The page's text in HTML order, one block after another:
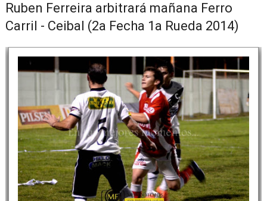
Ruben Ferreira arbitrará mañana Ferro
Carril - Ceibal (2a Fecha 1a Rueda 2014)